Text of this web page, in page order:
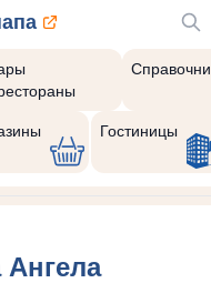
Гостиницы
Ангела